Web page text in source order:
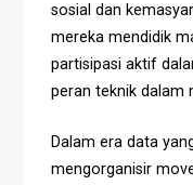
sosial dan
mereka mendidik
partisipasi aktif
peran teknik dalam
Dalam era data
mengorganisir